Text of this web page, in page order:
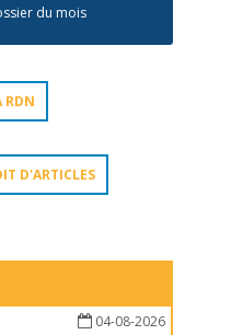
du mois
RDN
D'ARTICLES
04-08-2026